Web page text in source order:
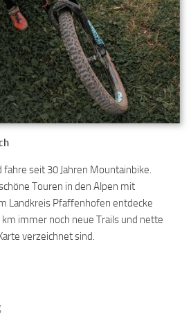
fahre seit 30 Jahren Mountainbike.
Touren in den Alpen mit
Landkreis Pfaffenhofen entdecke
km immer noch neue Trails und nette
verzeichnet sind.